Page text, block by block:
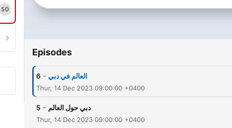
50
Episodes
6 - العالم في دبي
Thur, 14 Dec 2023 09:00:00 +0400
5 - دبي حول العالم
Thur, 14 Dec 2023 09:00:00 +0400